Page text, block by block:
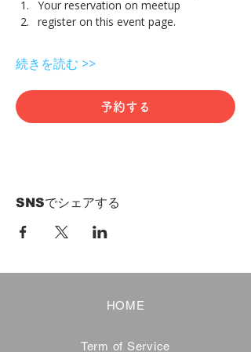
Your reservation on meetup
register on this event page.
続きを読む >>
予約する
SNSでシェアする
HOME
Term of Service